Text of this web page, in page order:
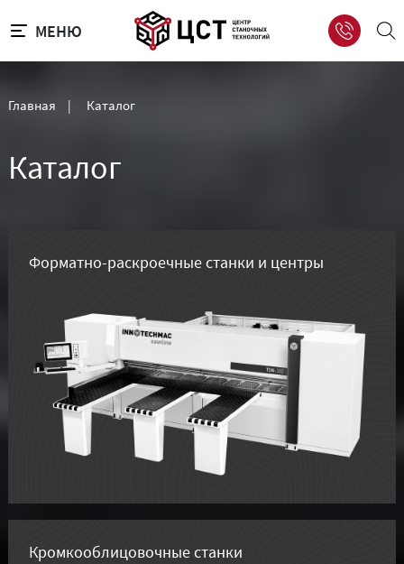
МЕНЮ
Главная | Каталог
Каталог
Форматно-раскроечные станки и центры
Кромкооблицовочные станки